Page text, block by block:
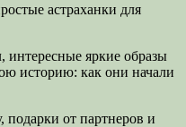
астраханки для
интересные яркие образы
историю: как они начали
от партнеров и